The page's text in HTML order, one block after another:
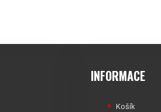
INFORMACE
Košík